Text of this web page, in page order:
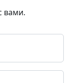
Об
вами.